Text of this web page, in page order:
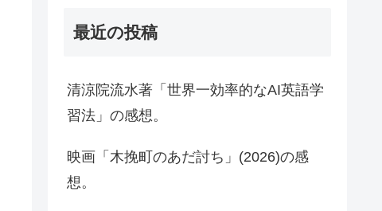
最近の投稿
清涼院流水著「世界一効率的なAI英語学
習法」の感想。
映画「木挽町のあだ討ち」(2026)の感
想。